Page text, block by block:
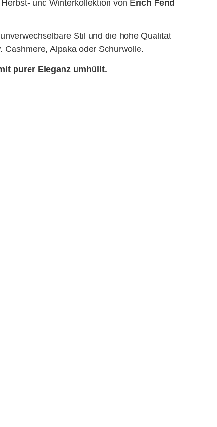
und Winterkollektion von Erich Fend
Stil und die hohe Qualität
Cashmere, Alpaka oder Schurwolle.
purer Eleganz umhüllt.